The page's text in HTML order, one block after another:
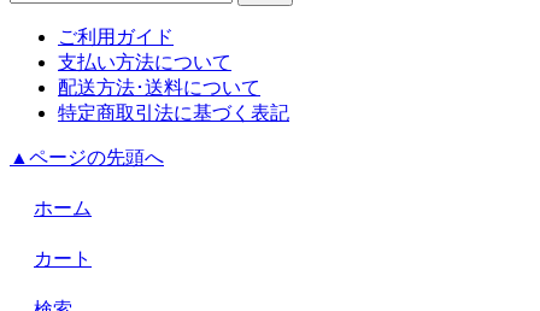
ご利用ガイド
支払い方法について
配送方法･送料について
特定商取引法に基づく表記
▲ページの先頭へ
ホーム
カート